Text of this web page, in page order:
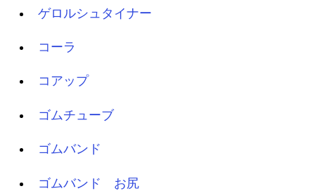
ゲロルシュタイナー
コーラ
コアップ
ゴムチューブ
ゴムバンド
ゴムバンド お尻